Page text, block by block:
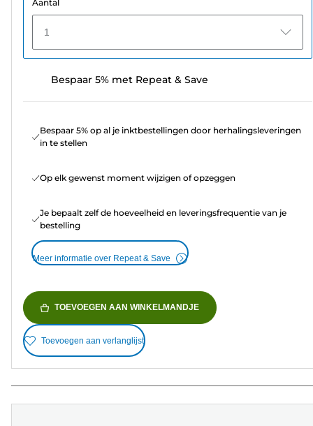
Aantal
1
Bespaar 5% met Repeat & Save
Bespaar 5% op al je inktbestellingen door herhalingsleveringen
in te stellen
Op elk gewenst moment wijzigen of opzeggen
Je bepaalt zelf de hoeveelheid en leveringsfrequentie van je
bestelling
Meer informatie over Repeat & Save
TOEVOEGEN AAN WINKELMANDJE
Toevoegen aan verlanglijst